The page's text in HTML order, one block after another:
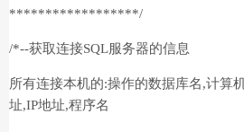
******************/
/*--获取连接SQL服务器的信息
所有连接本机的:操作的数据库名,计算
址,IP地址,程序名